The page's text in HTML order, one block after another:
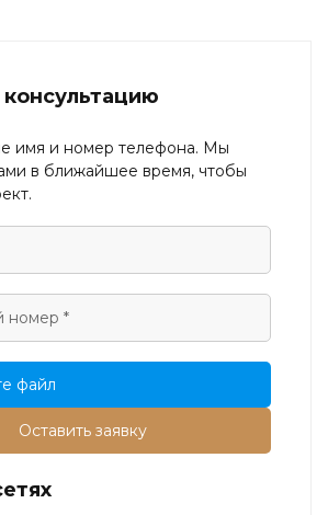
имя и номер телефона. Мы
в ближайшее время, чтобы
файл
Оставить заявку